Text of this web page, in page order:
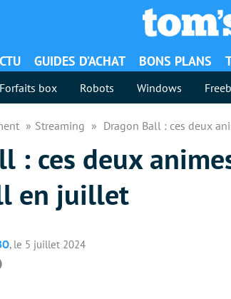
GUIDES D’ACHAT BONS PLANS
Forfaits box Robots Windows
Streaming Dragon Ball : ces deux
: ces deux
en juillet
, le 5 juillet 2024